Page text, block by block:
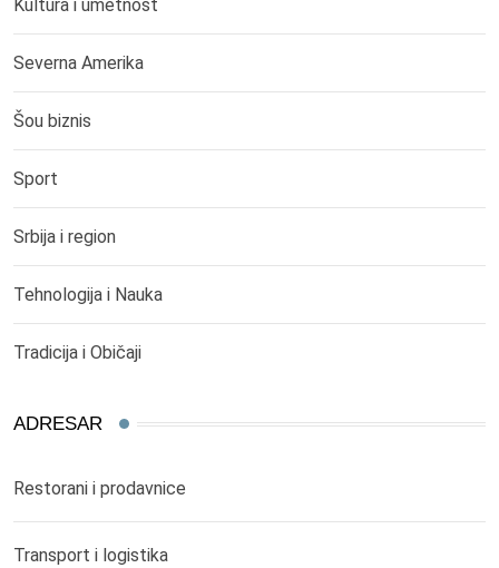
Kultura i umetnost
Severna Amerika
Šou biznis
Sport
Srbija i region
Tehnologija i Nauka
Tradicija i Običaji
ADRESAR
Restorani i prodavnice
Transport i logistika